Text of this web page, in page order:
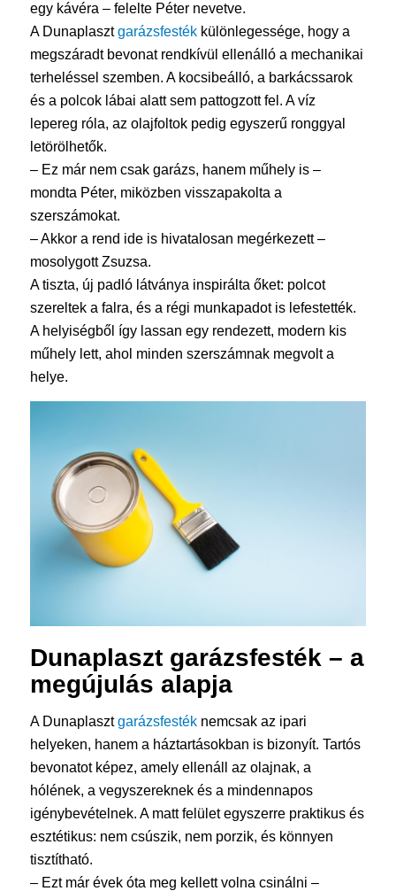
egy kávéra – felelte Péter nevetve.
A Dunaplasztgarázsfestékkülönlegessége, hogy a
megszáradt bevonat rendkívül ellenálló a mechanikai
terheléssel szemben. A kocsibeálló, a barkácssarok
és a polcok lábai alatt sem pattogzott fel. A víz
lepereg róla, az olajfoltok pedig egyszerű ronggyal
letörölhetők.
– Ez már nem csak garázs, hanem műhely is –
mondta Péter, miközben visszapakolta a
szerszámokat.
– Akkor a rend ide is hivatalosan megérkezett –
mosolygott Zsuzsa.
A tiszta, új padló látványa inspirálta őket: polcot
szereltek a falra, és a régi munkapadot is lefestették.
A helyiségből így lassan egy rendezett, modern kis
műhely lett, ahol minden szerszámnak megvolt a
helye.
Dunaplaszt garázsfesték– a
megújulás alapja
A Dunaplasztgarázsfestéknemcsak az ipari
helyeken, hanem a háztartásokban is bizonyít. Tartós
bevonatot képez, amely ellenáll az olajnak, a
hólének, a vegyszereknek és a mindennapos
igénybevételnek. A matt felület egyszerre praktikus és
esztétikus: nem csúszik, nem porzik, és könnyen
tisztítható.
– Ezt már évek óta meg kellett volna csinálni –